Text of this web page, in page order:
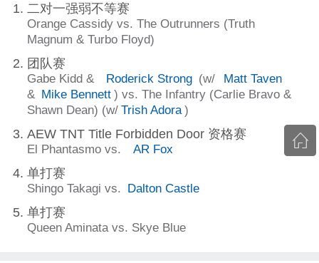
二对一强弱不等赛
Orange Cassidy vs. The Outrunners (Truth
Magnum & Turbo Floyd)
团队赛
Gabe Kidd & Roderick Strong (w/
Matt Taven
& Mike Bennett ) vs. The Infantry (Carlie Bravo &
Shawn Dean) (w/ Trish Adora )
AEW TNT Title Forbidden Door 资格赛
El Phantasmo vs. AR Fox
单打赛
Shingo Takagi vs. Dalton Castle
单打赛
Queen Aminata vs. Skye Blue